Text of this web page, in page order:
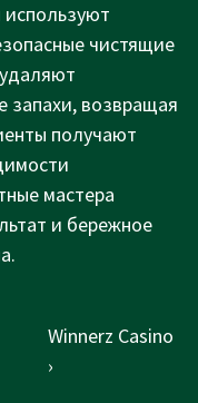
чистящие
запахи, возвращая
получают
мастера
и бережное
Next
Post
Winnerz Casino
›